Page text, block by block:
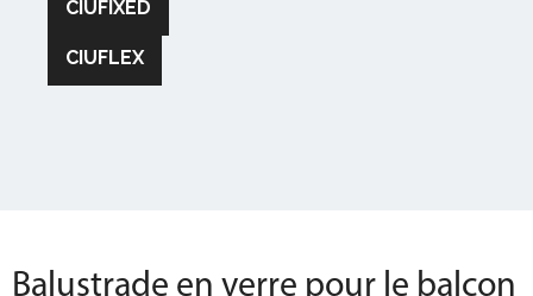
Balustrade en verre pour le balcon